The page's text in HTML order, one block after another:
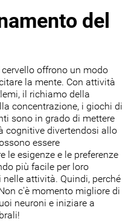
del
offrono un modo
la mente. Con attività
il richiamo della
concentrazione, i giochi di
sono in grado di mettere
cognitive divertendosi allo
essere
le esigenze e le preferenze
più facile per loro
attività. Quindi, perché
c'è momento migliore di
neuroni e iniziare a